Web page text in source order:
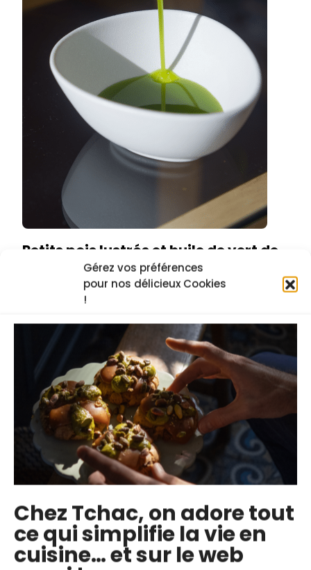
Gérez vos préférences
pour nos délicieux Cookies
!
Chez Tchac, on adore tout
ce qui simplifie la vie en
cuisine… et sur le web
Petits pois lustrés et huile de vert de
poireau (anti-gaspi)
Lucas Tricot : les sauces